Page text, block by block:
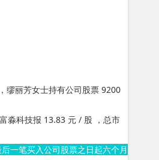
，缪丽芳女士持有公司股票 9200
富淼科技报 13.83 元 / 股 ，总市
自最后一笔买入公司股票之日起六个月